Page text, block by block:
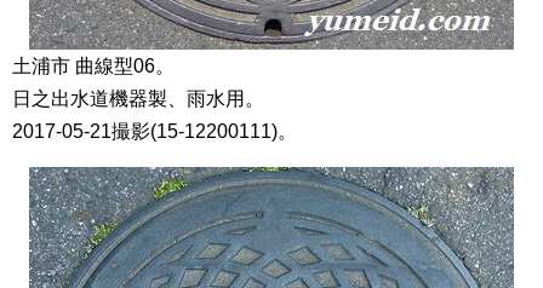
土浦市 曲線型06。
日之出水道機器製、雨水用。
2017-05-21撮影(15-12200111)。